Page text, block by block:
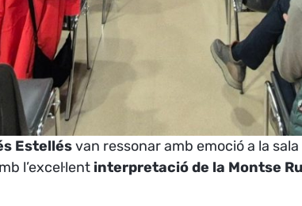
Estellésvan ressonar amb emoció a la
l’excel·lent interpretació de la Montse